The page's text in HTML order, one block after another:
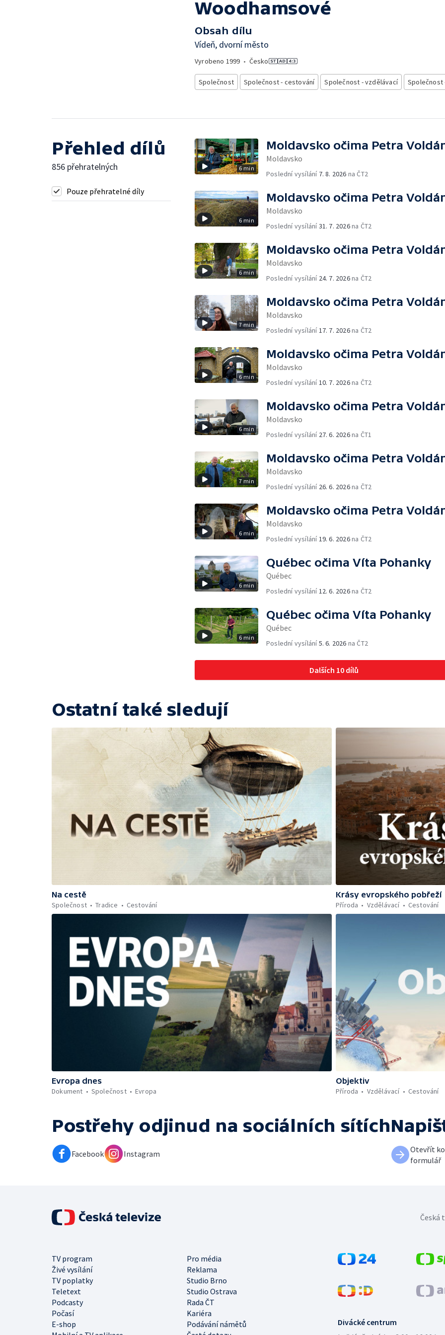
Woodhamsové
Obsah dílu
Vídeň, dvorní město
Vyrobeno 1999 • Česko
Společnost Společnost - cestování Společnost - vzdělávací Společnost
Přehled dílů
856 přehratelných
Pouze přehratelné díly
6 min
Moldavsko očima Petra
Moldavsko
Poslední vysílání 7. 8. 2026 na ČT2
6 min
Moldavsko očima Petra
Moldavsko
Poslední vysílání31. 7. 2026na ČT2
6 min
Moldavsko očima Petra
Moldavsko
Poslední vysílání 24. 7. 2026na ČT2
7 min
Moldavsko očima Petra
Moldavsko
Poslední vysílání 17. 7. 2026na ČT2
6 min
Moldavsko očima Petra
Moldavsko
Poslední vysílání 10. 7. 2026na ČT2
6 min
Moldavsko očima Petra
Moldavsko
Poslední vysílání 27. 6. 2026na ČT1
7 min
Moldavsko očima Petra
Moldavsko
Poslední vysílání 26. 6. 2026na ČT2
6 min
Moldavsko očima Petra
Moldavsko
Poslední vysílání 19. 6. 2026na ČT2
6 min
Québec očima Víta Pohanky
Québec
Poslední vysílání 12. 6. 2026na ČT2
6 min
Québec očima Víta Pohanky
Québec
Poslední vysílání5. 6. 2026 na ČT2
Dalších 10 dílů
Ostatní také sledují
Na cestě
Společnost
Tradice Cestování
Krásy evropského pobřeží
Příroda
Vzdělávací Cestování
Evropa dnes
Dokument
Společnost Evropa
Objektiv
Příroda
Vzdělávací Cestování
Postřehy odjinud na sociálních sítích
Facebook Instagram
Otevřít
formulář
Divácké centrum
TV program
Pro média
Živé vysílání
Reklama
TV poplatky
Studio Brno
Teletext
Studio Ostrava
Podcasty
Rada ČT
Počasí
Kariéra
E-shop
Podávání námětů
Česká